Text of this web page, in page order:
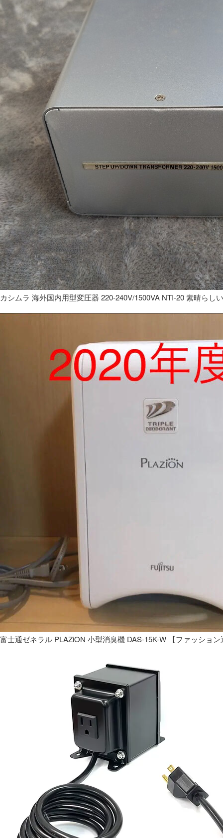
カシムラ 海外国内用型変圧器 220-240V/1500VA NTI-20 素晴らし
富士通ゼネラル PLAZiON 小型消臭機 DAS-15K-W 【ファッション